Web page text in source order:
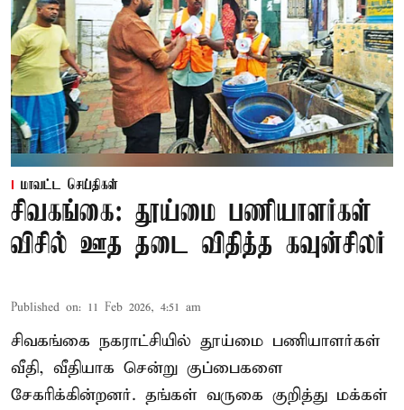
மாவட்ட செய்திகள்
சிவகங்கை: தூய்மை பணியாளர்கள்
விசில் ஊத தடை விதித்த கவுன்சிலர்
Published on: 11 Feb 2026, 4:51 am
சிவகங்கை நகராட்சியில் தூய்மை பணியாளர்கள்
வீதி, வீதியாக சென்று குப்பைகளை
சேகரிக்கின்றனர். தங்கள் வருகை குறித்து மக்கள்